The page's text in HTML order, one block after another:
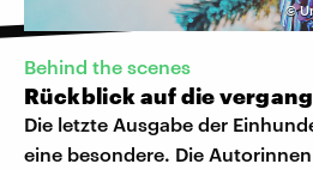
©
Behind the scenes
Rückblick auf die
Die letzte Ausgabe der
eine besondere. Die